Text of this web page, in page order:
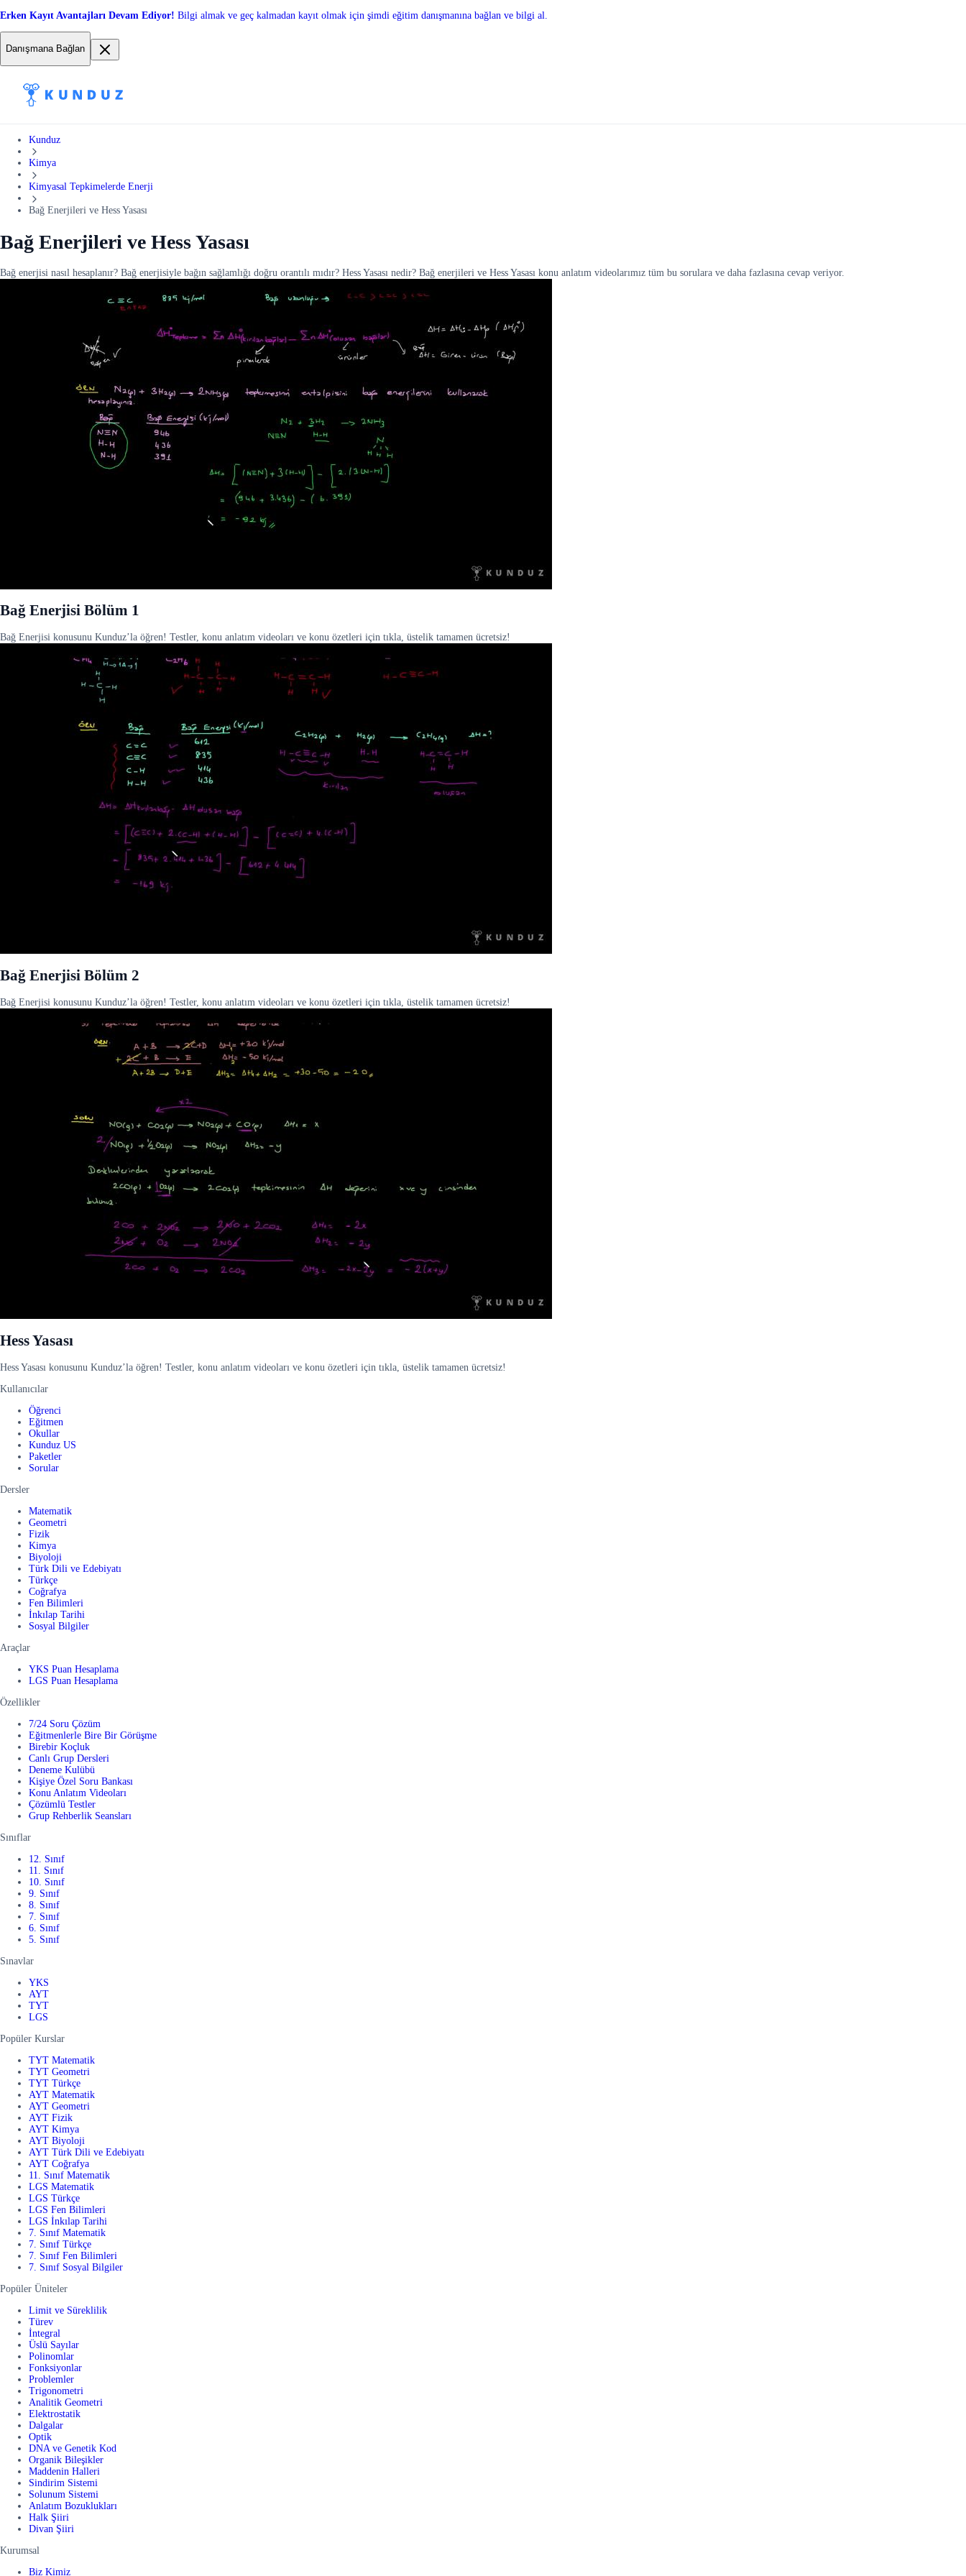
Erken Kayıt Avantajları Devam Ediyor! Bilgi almak ve geç kalmadan kayıt olmak için şimdi eğitim danışmanına bağlan ve bilgi al.
Danışmana Bağlan
Kunduz
Kimya
Kimyasal Tepkimelerde Enerji
Bağ Enerjileri ve Hess Yasası
Bağ Enerjileri ve Hess Yasası
Bağ enerjisi nasıl hesaplanır? Bağ enerjisiyle bağın sağlamlığı doğru orantılı mıdır? Hess Yasası nedir? Bağ enerjileri ve Hess Yasası konu anlatım videolarımız tüm bu sorulara ve daha fazlasına cevap veriyor.
Bağ Enerjisi Bölüm 1
Bağ Enerjisi konusunu Kunduz’la öğren! Testler, konu anlatım videoları ve konu özetleri için tıkla, üstelik tamamen ücretsiz!
Bağ Enerjisi Bölüm 2
Bağ Enerjisi konusunu Kunduz’la öğren! Testler, konu anlatım videoları ve konu özetleri için tıkla, üstelik tamamen ücretsiz!
Hess Yasası
Hess Yasası konusunu Kunduz’la öğren! Testler, konu anlatım videoları ve konu özetleri için tıkla, üstelik tamamen ücretsiz!
Kullanıcılar
Öğrenci
Eğitmen
Okullar
Kunduz US
Paketler
Sorular
Dersler
Matematik
Geometri
Fizik
Kimya
Biyoloji
Türk Dili ve Edebiyatı
Türkçe
Coğrafya
Fen Bilimleri
İnkılap Tarihi
Sosyal Bilgiler
Araçlar
YKS Puan Hesaplama
LGS Puan Hesaplama
Özellikler
7/24 Soru Çözüm
Eğitmenlerle Bire Bir Görüşme
Birebir Koçluk
Canlı Grup Dersleri
Deneme Kulübü
Kişiye Özel Soru Bankası
Konu Anlatım Videoları
Çözümlü Testler
Grup Rehberlik Seansları
Sınıflar
12. Sınıf
11. Sınıf
10. Sınıf
9. Sınıf
8. Sınıf
7. Sınıf
6. Sınıf
5. Sınıf
Sınavlar
YKS
AYT
TYT
LGS
Popüler Kurslar
TYT Matematik
TYT Geometri
TYT Türkçe
AYT Matematik
AYT Geometri
AYT Fizik
AYT Kimya
AYT Biyoloji
AYT Türk Dili ve Edebiyatı
AYT Coğrafya
11. Sınıf Matematik
LGS Matematik
LGS Türkçe
LGS Fen Bilimleri
LGS İnkılap Tarihi
7. Sınıf Matematik
7. Sınıf Türkçe
7. Sınıf Fen Bilimleri
7. Sınıf Sosyal Bilgiler
Popüler Üniteler
Limit ve Süreklilik
Türev
İntegral
Üslü Sayılar
Polinomlar
Fonksiyonlar
Problemler
Trigonometri
Analitik Geometri
Elektrostatik
Dalgalar
Optik
DNA ve Genetik Kod
Organik Bileşikler
Maddenin Halleri
Sindirim Sistemi
Solunum Sistemi
Anlatım Bozuklukları
Halk Şiiri
Divan Şiiri
Kurumsal
Biz Kimiz